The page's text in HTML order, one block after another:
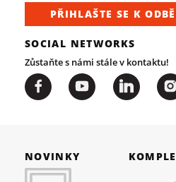
PŘIHLAŠTE SE K
SOCIAL NETWORKS
Zůstaňte s námi stále v kontaktu!
NOVINKY